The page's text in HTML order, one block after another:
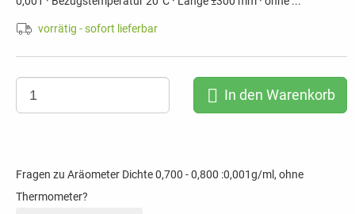
vorrätig - sofort lieferbar
In den Warenkorb
Fragen zu Aräometer Dichte 0,700 - 0,800 :0,001g/ml, ohne
Thermometer?